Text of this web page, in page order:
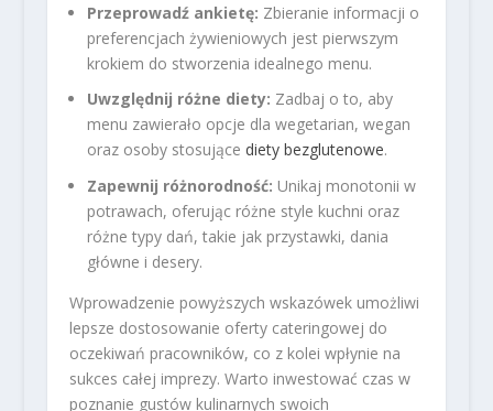
Przeprowadź ankietę: Zbieranie informacji o
preferencjach żywieniowych jest pierwszym
krokiem do stworzenia idealnego menu.
Uwzględnij różne diety: Zadbaj o to, aby
menu zawierało opcje dla wegetarian, wegan
oraz osoby stosujące diety bezglutenowe.
Zapewnij różnorodność: Unikaj monotonii w
potrawach, oferując różne style kuchni oraz
różne typy dań, takie jak przystawki, dania
główne i desery.
Wprowadzenie powyższych wskazówek umożliwi
lepsze dostosowanie oferty cateringowej do
oczekiwań pracowników, co z kolei wpłynie na
sukces całej imprezy. Warto inwestować czas w
poznanie gustów kulinarnych swoich